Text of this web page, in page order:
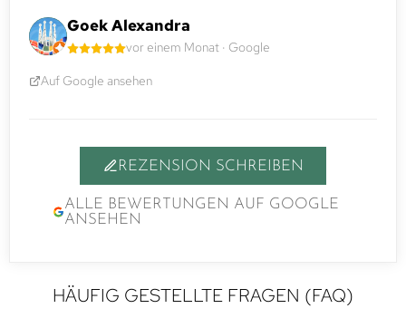
Goek Alexandra
vor einem Monat · Google
Auf Google ansehen
REZENSION SCHREIBEN
ALLE BEWERTUNGEN AUF GOOGLE
ANSEHEN
HÄUFIG GESTELLTE FRAGEN (FAQ)